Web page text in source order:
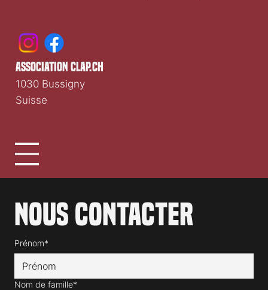
Nous contacter
Prénom*
Nom de famille*
association clap.ch
1030 Bussigny
Suisse